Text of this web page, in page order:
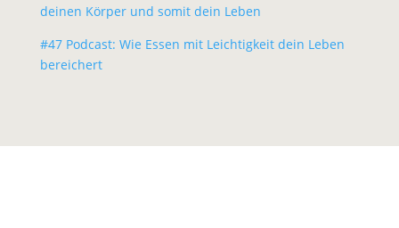
deinen Körper und somit dein Leben
#47 Podcast: Wie Essen mit Leichtigkeit dein Leben
bereichert